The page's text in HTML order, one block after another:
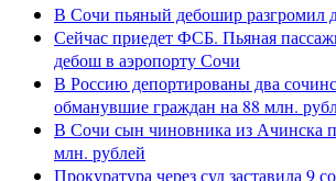
В Сочи пьяный дебошир разгромил
Сейчас приедет ФСБ. Пьяная
дебош в аэропорту Сочи
В Россию депортированы два
обманувшие граждан на 88 млн.
В Сочи сын чиновника из Ачинска
млн. рублей
Прокуратура через суд заставила 9